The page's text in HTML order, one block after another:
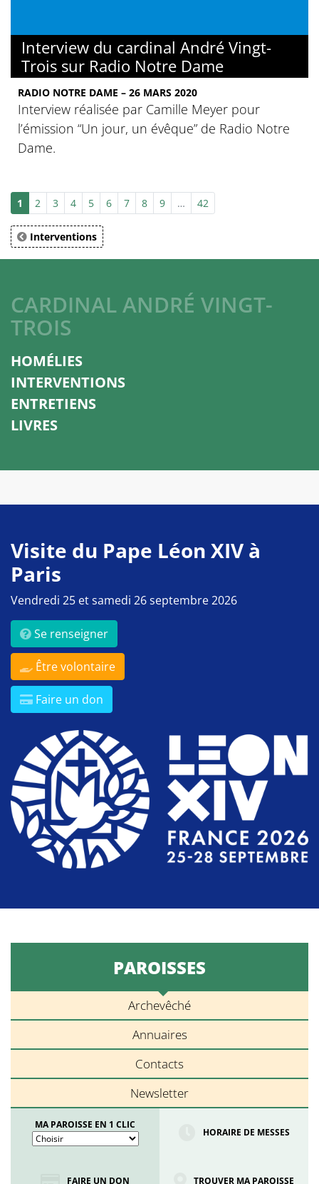
Interview du cardinal André Vingt-
Trois sur Radio Notre Dame
RADIO NOTRE DAME – 26 MARS 2020
Interview réalisée par Camille Meyer pour
l’émission “Un jour, un évêque” de Radio Notre
Dame.
1 2 3 4 5 6 7 8 9 … 42
Interventions
CARDINAL ANDRÉ VINGT-
TROIS
HOMÉLIES
INTERVENTIONS
ENTRETIENS
LIVRES
Visite du Pape Léon XIV à
Paris
Vendredi 25 et samedi 26 septembre 2026
Se renseigner
Être volontaire
Faire un don
PAROISSES
Archevêché
Annuaires
Contacts
Newsletter
MA PAROISSE EN 1 CLIC
HORAIRE DE MESSES
FAIRE UN DON TROUVER MA PAROISSE